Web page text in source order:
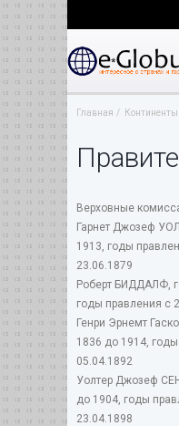
Главная Континенты
Верховные
Гарнет Джозеф
1913, годы
23.06.1879
Роберт БИДДАЛФ,
годы правления с
Генри Эрнемт
1836 до 1914,
05.04.1892
Уолтер Джозеф
до 1904, годы
23.04.1898